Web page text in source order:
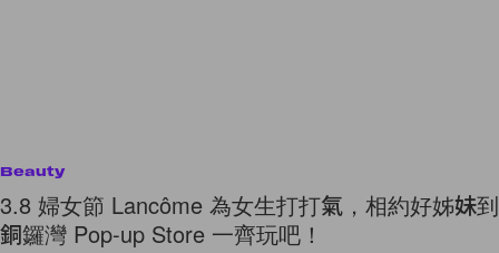
Beauty
3.8 婦女節 Lancôme 為女生打打氣，相約好姊妹到
銅鑼灣 Pop-up Store 一齊玩吧！